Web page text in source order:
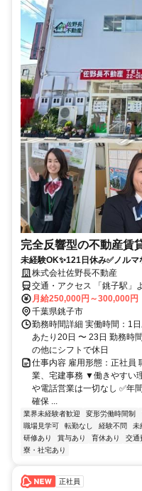
完全反響型の不動産賃
未経験OK✨121日休み✅ノル
株式会社佐野長不動産
交通・アクセス 「銚子駅」
月給250,000円～300,000円
千葉県銚子市
勤務時間詳細 実働時間：1
あたり20日 〜 23日 勤務時
の他にシフトで休日
仕事内容 雇用形態：正社員
業、宅建事務 ▼働きやすい
や電話営業は一切なし ✅年
確保 ...
業界未経験者歓迎 変形労働時間制
職場見学可
転勤なし 経験不問 未
研修あり
賞与あり 育休あり 交通
寮・社宅あり
正社員